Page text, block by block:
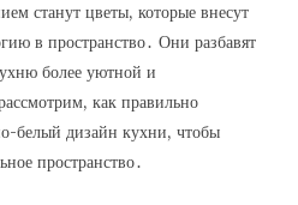
станут цветы, которые внесут
в пространство․ Они разбавят
более уютной и
как правильно
белый дизайн кухни, чтобы
пространство․